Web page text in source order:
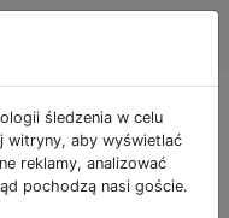
śledzenia w celu
witryny, aby wyświetlać
reklamy, analizować
pochodzą nasi goście.